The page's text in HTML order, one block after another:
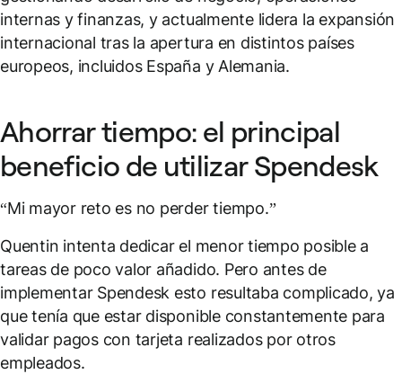
internas y finanzas, y actualmente lidera la expansión
internacional tras la apertura en distintos países
europeos, incluidos España y Alemania.
Ahorrar tiempo: el principal
beneficio de utilizar Spendesk
“Mi mayor reto es no perder tiempo.”
Quentin intenta dedicar el menor tiempo posible a
tareas de poco valor añadido. Pero antes de
implementar Spendesk esto resultaba complicado, ya
que tenía que estar disponible constantemente para
validar pagos con tarjeta realizados por otros
empleados.